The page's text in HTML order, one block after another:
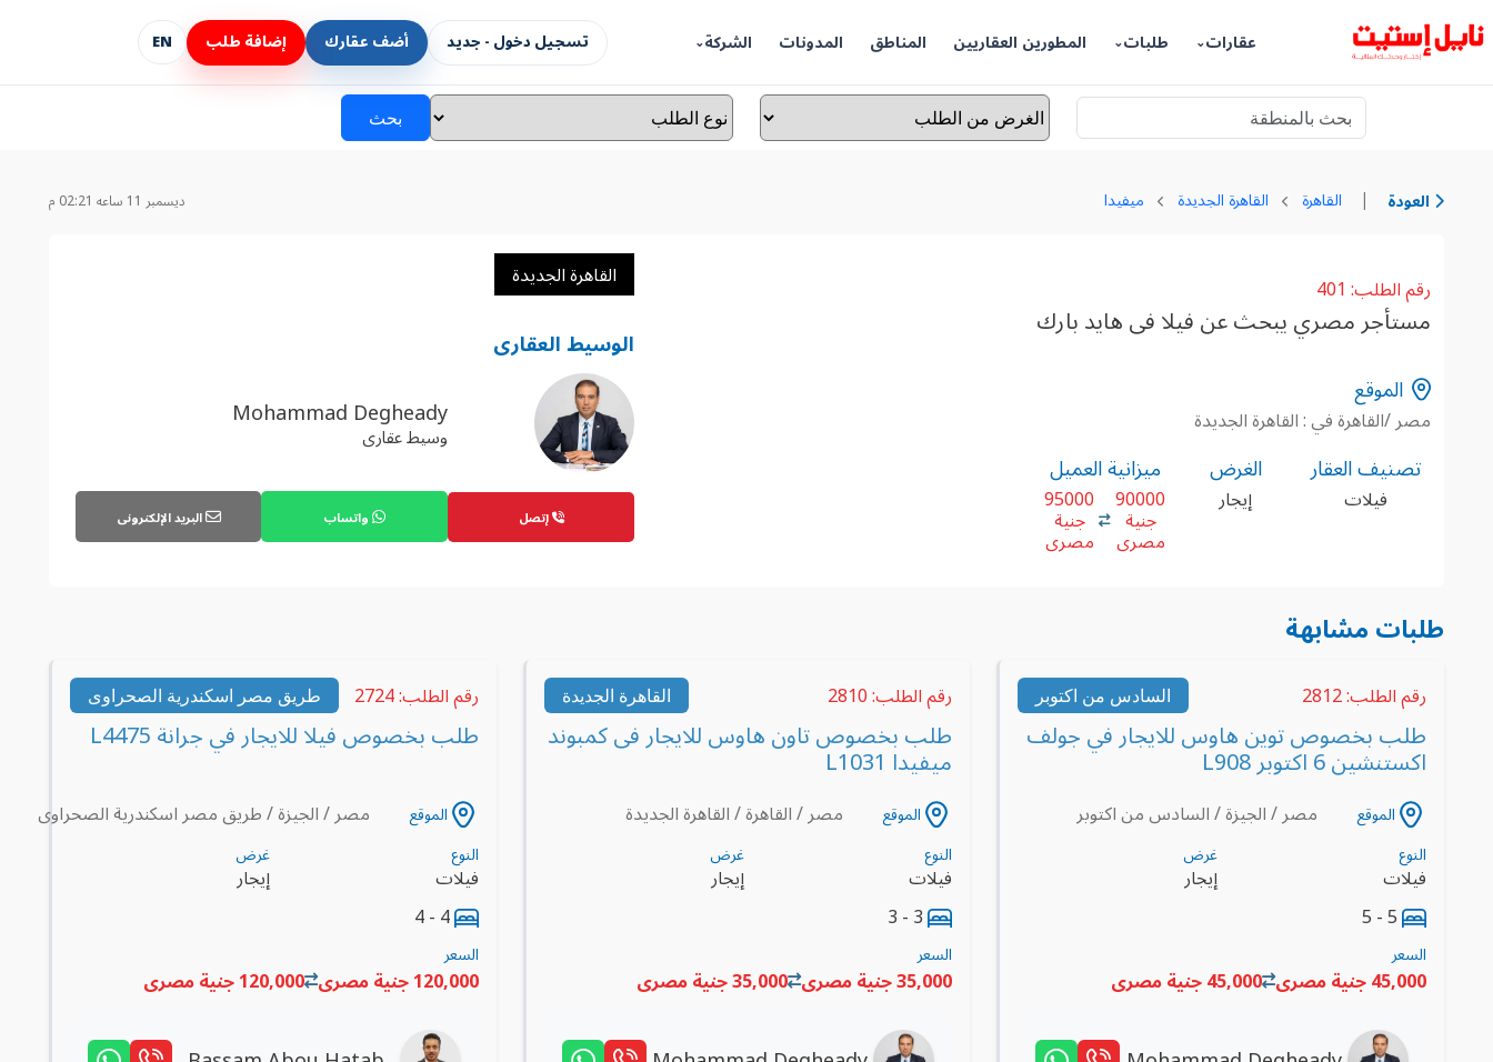
عقارات طلبات المطورين العقاريين المناطق المدونات الشركة تسجيل دخول - جديد أضف عقارك إضافة طلب EN
بحث
العودة | القاهرة القاهرة الجديدة ميفيدا ديسمبر 11 ساعه 02:21 م
رقم الطلب: 401
مستأجر مصري يبحث عن فيلا فى هايد بارك
الموقع
مصر /القاهرة في : القاهرة الجديدة
تصنيف العقار
فيلات
الغرض
إيجار
ميزانية العميل
90000
جنية
مصرى
95000
جنية
مصرى
القاهرة الجديدة
الوسيط العقارى
Mohammad Degheady
وسيط عقارى
إتصل واتساب البريد الإلكترونى
طلبات مشابهة
رقم الطلب: 2812 السادس من اكتوبر
طلب بخصوص توين هاوس للايجار في جولف
اكستنشين 6 اكتوبر L908
الموقع مصر / الجيزة / السادس من اكتوبر
النوع
فيلات
غرض
إيجار
5 - 5
السعر
45,000 جنية مصرى 45,000 جنية مصرى
رقم الطلب: 2810 القاهرة الجديدة
طلب بخصوص تاون هاوس للايجار فى كمبوند
ميفيدا L1031
الموقع مصر / القاهرة / القاهرة الجديدة
النوع
فيلات
غرض
إيجار
3 - 3
السعر
35,000 جنية مصرى 35,000 جنية مصرى
رقم الطلب: 2724 طريق مصر اسكندرية الصحراوى
طلب بخصوص فيلا للايجار في جرانة L4475
الموقع مصر / الجيزة / طريق مصر اسكندرية الصحراوى
النوع
فيلات
غرض
إيجار
4 - 4
السعر
120,000 جنية مصرى 120,000 جنية مصرى